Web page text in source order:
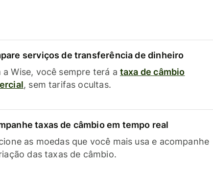
serviços de transferência de dinheiro
a Wise, você sempre terá a taxa de câmbio
, sem tarifas ocultas.
taxas de câmbio em tempo real
as moedas que você mais usa e acompanhe
das taxas de câmbio.